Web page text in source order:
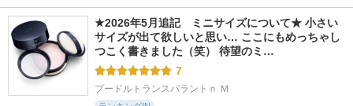
★2026年5月追記　ミニサイズについて★ 小さい
サイズが出て欲しいと思い… ここにもめっちゃし
つこく書きました（笑） 待望のミ…
7
プードルトランスパラントｎ Ｍ